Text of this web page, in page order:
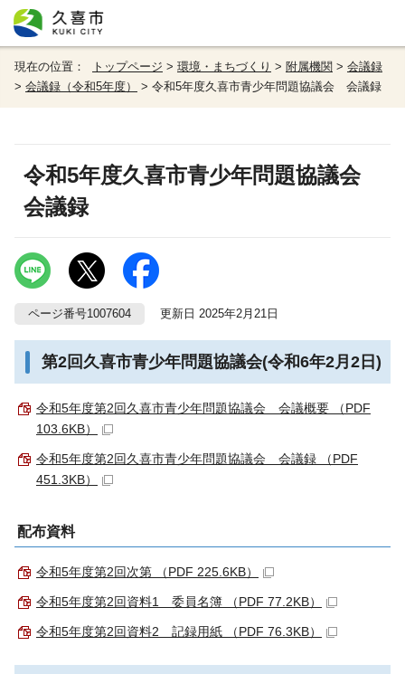
現在の位置： トップページ > 環境・まちづくり > 附属機関 > 会議録
> 会議録（令和5年度） > 令和5年度久喜市青少年問題協議会 会議録
令和5年度久喜市青少年問題協議会
会議録
ページ番号1007604 更新日 2025年2月21日
第2回久喜市青少年問題協議会(令和6年2月2日)
令和5年度第2回久喜市青少年問題協議会 会議概要 （PDF
103.6KB）
令和5年度第2回久喜市青少年問題協議会 会議録 （PDF
451.3KB）
配布資料
令和5年度第2回次第 （PDF 225.6KB）
令和5年度第2回資料1 委員名簿 （PDF 77.2KB）
令和5年度第2回資料2 記録用紙 （PDF 76.3KB）